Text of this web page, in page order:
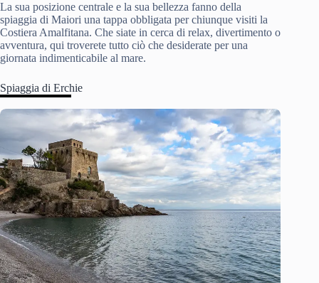
La sua posizione centrale e la sua bellezza fanno della
spiaggia di Maiori una tappa obbligata per chiunque visiti la
Costiera Amalfitana. Che siate in cerca di relax, divertimento o
avventura, qui troverete tutto ciò che desiderate per una
giornata indimenticabile al mare.
Spiaggia di Erchie